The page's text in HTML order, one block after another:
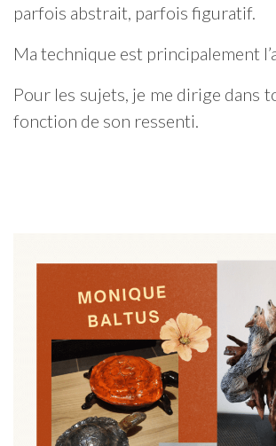
parfois abstrait, parfois figuratif.
Ma technique est principalement
Pour les sujets, je me dirige dans
fonction de son ressenti.